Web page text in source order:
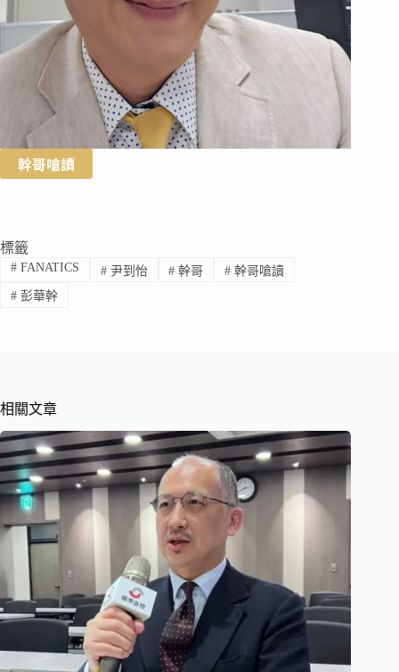
幹哥嗆讀
標籤
#FANATICS #尹到怡 # 幹哥 # 幹哥嗆讀
#彭華幹
相關文章